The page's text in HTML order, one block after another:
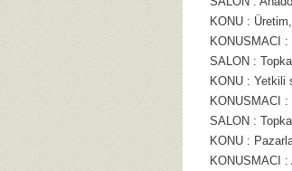
KONU :
KONUSMACI :
SALON :
KONU : Yetkili
KONUSMACI
SALON :
KONU :
KONUSMACI :